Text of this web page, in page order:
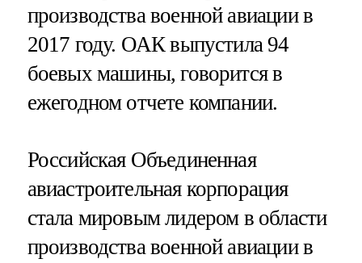
производства военной авиации в
2017 году. ОАК выпустила 94
боевых машины, говорится в
ежегодном отчете компании.
Российская Объединенная
авиастроительная корпорация
стала мировым лидером в области
производства военной авиации в